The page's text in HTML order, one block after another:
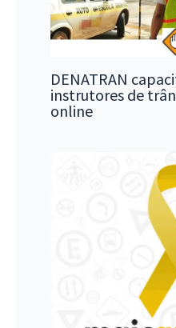
DENATRAN
instrutores de
online